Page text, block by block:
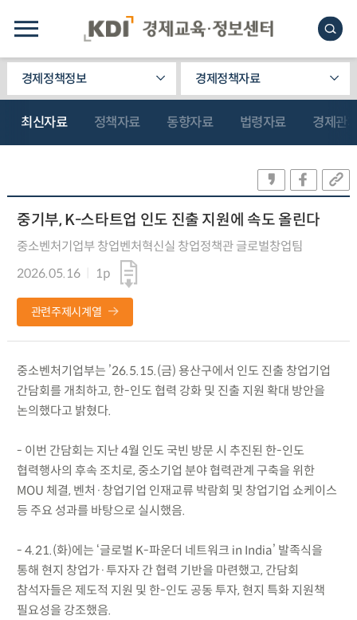
경제정책정보 경제정책자료
최신자료 정책자료 동향자료 법령자료 경제관
중기부, K-스타트업 인도 진출 지원에 속도 올린다
중소벤처기업부 창업벤처혁신실 창업정책관 글로벌창업팀
2026.05.16
1p
관련주제시계열
중소벤처기업부는 ’26.5.15.(금) 용산구에서 인도 진출 창업기업
간담회를 개최하고, 한-인도 협력 강화 및 진출 지원 확대 방안을
논의했다고 밝혔다.
- 이번 간담회는 지난 4월 인도 국빈 방문 시 추진된 한-인도
협력행사의 후속 조치로, 중소기업 분야 협력관계 구축을 위한
MOU 체결, 벤처·창업기업 인재교류 박람회 및 창업기업 쇼케이스
등 주요 성과를 바탕으로 실시했음.
- 4.21.(화)에는 ‘글로벌 K-파운더 네트워크 in India’ 발족식을
통해 현지 창업가·투자자 간 협력 기반을 마련했고, 간담회
참석자들은 제도적 지원 및 한-인도 공동 투자, 현지 특화 지원책
필요성을 강조했음.